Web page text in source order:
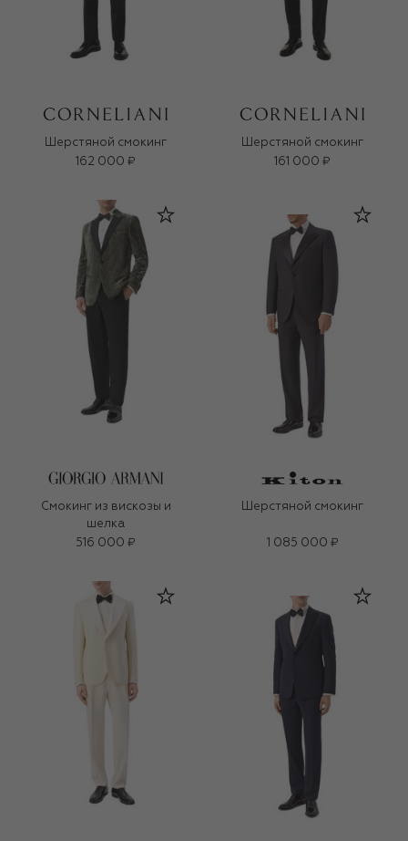
Шерстяной смокинг
162 000 ₽
Шерстяной смокинг
161 000 ₽
Смокинг из вискозы и
шелка
516 000 ₽
Шерстяной смокинг
1 085 000 ₽